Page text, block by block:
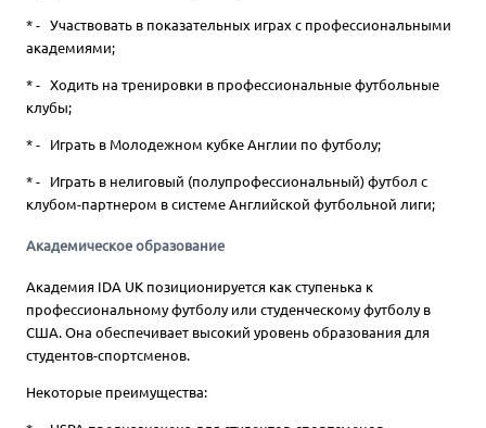
* - Участвовать в показательных играх с профессиональными
академиями;
* - Ходить на тренировки в профессиональные футбольные
клубы;
* - Играть в Молодежном кубке Англии по футболу;
* - Играть в нелиговый (полупрофессиональный) футбол с
клубом-партнером в системе Английской футбольной лиги;
Академическое образование
Академия IDA UK позиционируется как ступенька к
профессиональному футболу или студенческому футболу в
США. Она обеспечивает высокий уровень образования для
студентов-спортсменов.
Некоторые преимущества: